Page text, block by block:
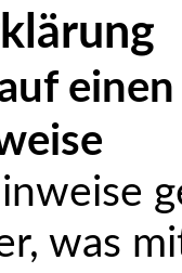
was